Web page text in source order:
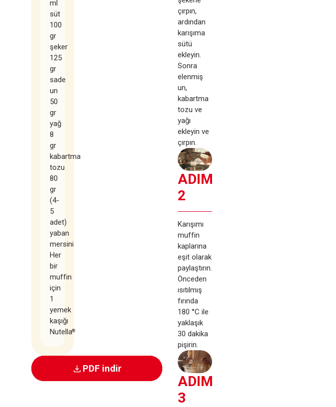
ml
süt
100
gr
şeker
125
gr
sade
un
50
gr
yağ
8
gr
kabartma
tozu
80
gr
(4-
5
adet)
yaban
mersini
Her
bir
muffin
için
1
yemek
kaşığı
Nutella®
PDF indir
çırpın,
ardından
karışıma
sütü
ekleyin.
Sonra
elenmiş
un,
kabartma
tozu ve
yağı
ekleyin ve
çırpın.
ADIM
2
Karışımı
muffin
kaplarına
eşit olarak
paylaştırın.
Önceden
ısıtılmış
fırında
180 °C ile
yaklaşık
30 dakika
pişirin.
ADIM
3